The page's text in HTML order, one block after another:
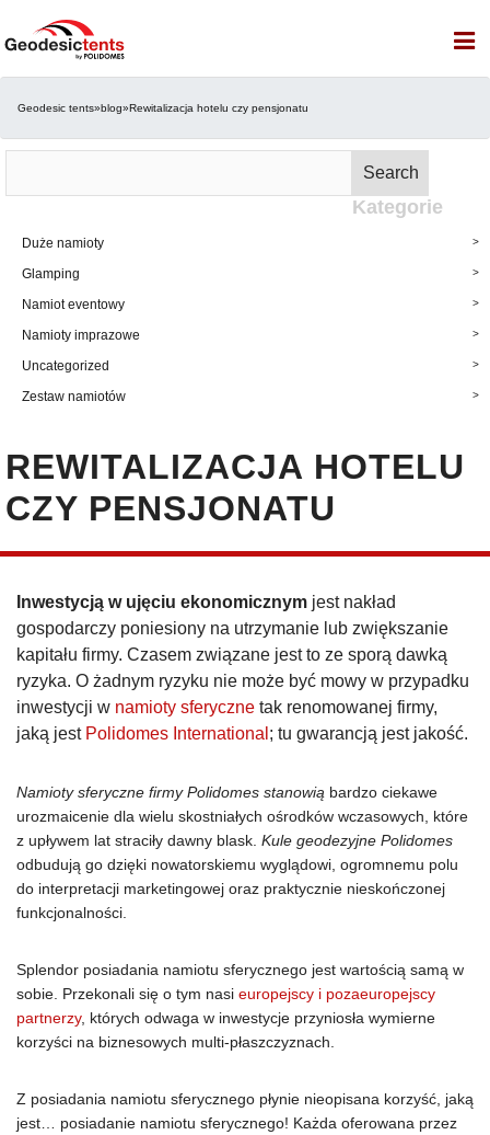
Geodesic tents»blog»Rewitalizacja hotelu czy pensjonatu
Szukaj:
Search
Kategorie
Duże namioty
Glamping
Namiot eventowy
Namioty imprazowe
Uncategorized
Zestaw namiotów
REWITALIZACJA HOTELU
CZY PENSJONATU
Inwestycją w ujęciu ekonomicznym jest nakład
gospodarczy poniesiony na utrzymanie lub zwiększanie
kapitału firmy. Czasem związane jest to ze sporą dawką
ryzyka. O żadnym ryzyku nie może być mowy w przypadku
inwestycji w namioty sferyczne tak renomowanej firmy,
jaką jest Polidomes International ; tu gwarancją jest jakość.
Namioty sferyczne firmy Polidomes stanowią bardzo ciekawe
urozmaicenie dla wielu skostniałych ośrodków wczasowych, które
z upływem lat straciły dawny blask. Kule geodezyjne Polidomes
odbudują go dzięki nowatorskiemu wyglądowi, ogromnemu polu
do interpretacji marketingowej oraz praktycznie nieskończonej
funkcjonalności.
Splendor posiadania namiotu sferycznego jest wartością samą w
sobie. Przekonali się o tym nasi europejscy i pozaeuropejscy
partnerzy, których odwaga w inwestycje przyniosła wymierne
korzyści na biznesowych multi-płaszczyznach.
Z posiadania namiotu sferycznego płynie nieopisana korzyść, jaką
jest… posiadanie namiotu sferycznego! Każda oferowana przez